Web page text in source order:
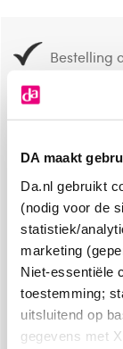
DA maakt
Da.nl gebruikt
(nodig voor de
statistiek/
marketing
Niet-essentiële
toestemming;
uitsluitend op
gegevens met
Bestelling
Over DA
Klantenservice
Assortiment